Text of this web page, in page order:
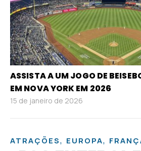
ASSISTA A UM JOGO DE
EM NOVA YORK EM 2026
15 de janeiro de 2026
ATRAÇÕES, EUROPA,